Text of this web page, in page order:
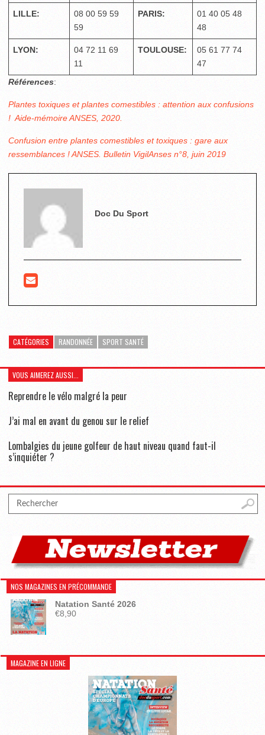
LILLE:
08 00 59 59
59
PARIS:
01 40 05 48
48
LYON:
04 72 11 69
11
TOULOUSE:
05 61 77 74
47
Références:
Plantes toxiques et plantes comestibles : attention aux confusions
! Aide-mémoire ANSES, 2020.
Confusion entre plantes comestibles et toxiques : gare aux
ressemblances ! ANSES. Bulletin VigilAnses n°8, juin 2019
Doc Du Sport
CATÉGORIES RANDONNÉE SPORT SANTÉ
VOUS AIMEREZ AUSSI...
Reprendre le vélo malgré la peur
J’ai mal en avant du genou sur le relief
Lombalgies du jeune golfeur de haut niveau quand faut-il
s’inquiéter ?
NOS MAGAZINES EN PRÉCOMMANDE
Natation Santé 2026
€8,90
MAGAZINE EN LIGNE